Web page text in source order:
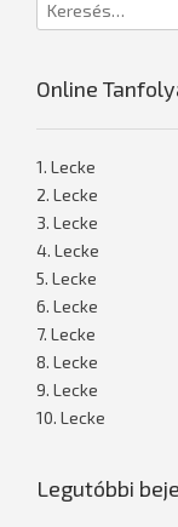
Online
1. Lecke
2. Lecke
3. Lecke
4. Lecke
5. Lecke
6. Lecke
7. Lecke
8. Lecke
9. Lecke
10. Lecke
Legutóbbi